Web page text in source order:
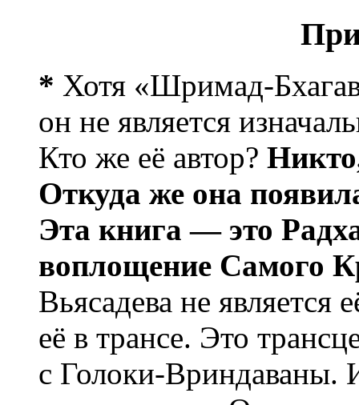
* Хотя «Шримад-
он не является
Кто же её автор?
Откуда же она
Эта книга — это
воплощение Самого
Вьясадева не является
её в трансе. Это
с Голоки-